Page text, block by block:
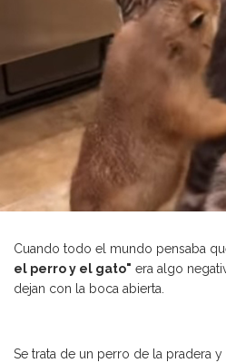
Cuando todo el mundo pensaba
el perro y el gato" era algo
dejan con la boca abierta.
Se trata de un perro de la pradera